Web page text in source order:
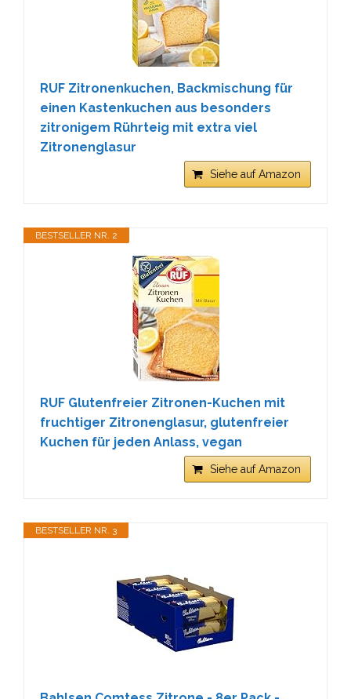
RUF Zitronenkuchen, Backmischung für
einen Kastenkuchen aus besonders
zitronigem Rührteig mit extra viel
Zitronenglasur
Siehe auf Amazon
BESTSELLER NR. 2
RUF Glutenfreier Zitronen-Kuchen mit
fruchtiger Zitronenglasur, glutenfreier
Kuchen für jeden Anlass, vegan
Siehe auf Amazon
BESTSELLER NR. 3